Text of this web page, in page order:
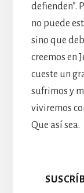
defienden”.
no puede
sino que
creemos en
cueste un
sufrimos y
viviremos
Que así sea.